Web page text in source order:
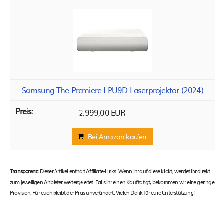
Samsung The Premiere LPU9D Laserprojektor (2024)
2.999,00 EUR
Bei Amazon kaufen
Transparenz:Dieser Artikel enthält Affiliate-Links. Wenn ihr auf diese klickt, werdet ihr direkt
zum jeweiligen Anbieter weitergeleitet. Falls ihr einen Kauf tätigt, bekommen wir eine geringe
Provision. Für euch bleibt der Preis unverändert. Vielen Dank für eure Unterstützung!